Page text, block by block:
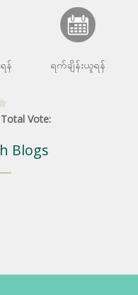
န် ရက်ချိန်းယူရန်
Total Vote:
Blogs